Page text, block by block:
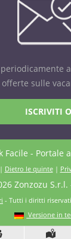
periodicamente
sulle
ISCRIVITI
Facile - Portale
| Dietro le quinte |
Zonzozu S.r.l.
- Tutti i diritti
Versione in